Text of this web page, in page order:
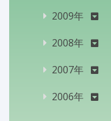
2009年
2008年
2007年
2006年